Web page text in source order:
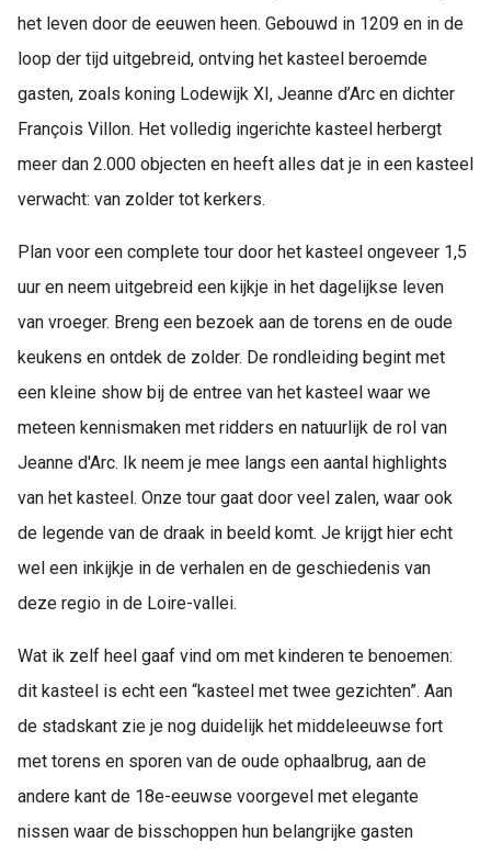
het leven door de eeuwen heen. Gebouwd in 1209 en in de
loop der tijd uitgebreid, ontving het kasteel beroemde
gasten, zoals koning Lodewijk XI, Jeanne d’Arc en dichter
François Villon. Het volledig ingerichte kasteel herbergt
meer dan 2.000 objecten en heeft alles dat je in een kasteel
verwacht: van zolder tot kerkers.
Plan voor een complete tour door het kasteel ongeveer 1,5
uur en neem uitgebreid een kijkje in het dagelijkse leven
van vroeger. Breng een bezoek aan de torens en de oude
keukens en ontdek de zolder. De rondleiding begint met
een kleine show bij de entree van het kasteel waar we
meteen kennismaken met ridders en natuurlijk de rol van
Jeanne d'Arc. Ik neem je mee langs een aantal highlights
van het kasteel. Onze tour gaat door veel zalen, waar ook
de legende van de draak in beeld komt. Je krijgt hier echt
wel een inkijkje in de verhalen en de geschiedenis van
deze regio in de Loire-vallei.
Wat ik zelf heel gaaf vind om met kinderen te benoemen:
dit kasteel is echt een “kasteel met twee gezichten”. Aan
de stadskant zie je nog duidelijk het middeleeuwse fort
met torens en sporen van de oude ophaalbrug, aan de
andere kant de 18e-eeuwse voorgevel met elegante
nissen waar de bisschoppen hun belangrijke gasten